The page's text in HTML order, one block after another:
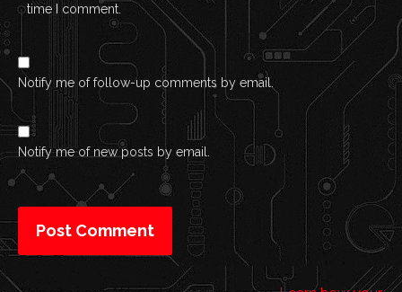
time I comment.
Notify me of follow-up comments by email.
Notify me of new posts by email.